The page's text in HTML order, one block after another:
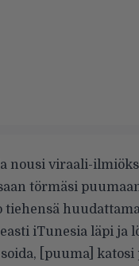
nousi viraali-
törmäsi
tiehensä
iTunesia läpi ja
[puuma] katosi